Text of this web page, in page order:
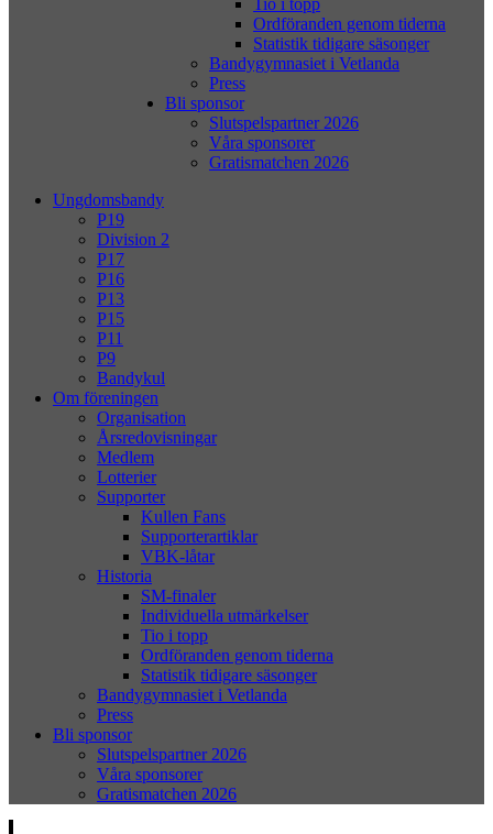
Tio i topp
Ordföranden genom tiderna
Statistik tidigare säsonger
Bandygymnasiet i Vetlanda
Press
Bli sponsor
Slutspelspartner 2026
Våra sponsorer
Gratismatchen 2026
Ungdomsbandy
P19
Division 2
P17
P16
P13
P15
P11
P9
Bandykul
Om föreningen
Organisation
Årsredovisningar
Medlem
Lotterier
Supporter
Kullen Fans
Supporterartiklar
VBK-låtar
Historia
SM-finaler
Individuella utmärkelser
Tio i topp
Ordföranden genom tiderna
Statistik tidigare säsonger
Bandygymnasiet i Vetlanda
Press
Bli sponsor
Slutspelspartner 2026
Våra sponsorer
Gratismatchen 2026